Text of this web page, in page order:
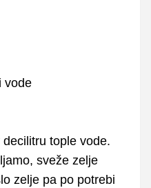
vode
tople vode.
sveže zelje
zelje pa po potrebi